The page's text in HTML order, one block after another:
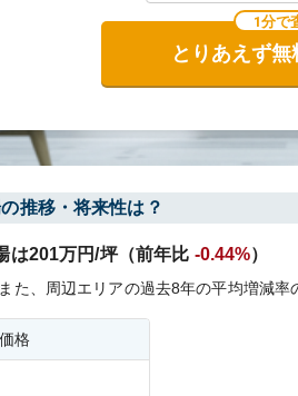
1分で
とりあえず
推移・将来性は？
は201万円/坪（前年比 -0.44%）
また、周辺エリアの過去8年の平均増減率
格